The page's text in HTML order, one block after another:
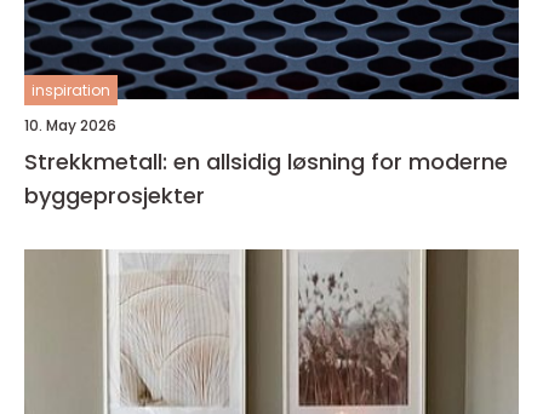
inspiration
10. May 2026
Strekkmetall: en allsidig løsning for moderne
byggeprosjekter